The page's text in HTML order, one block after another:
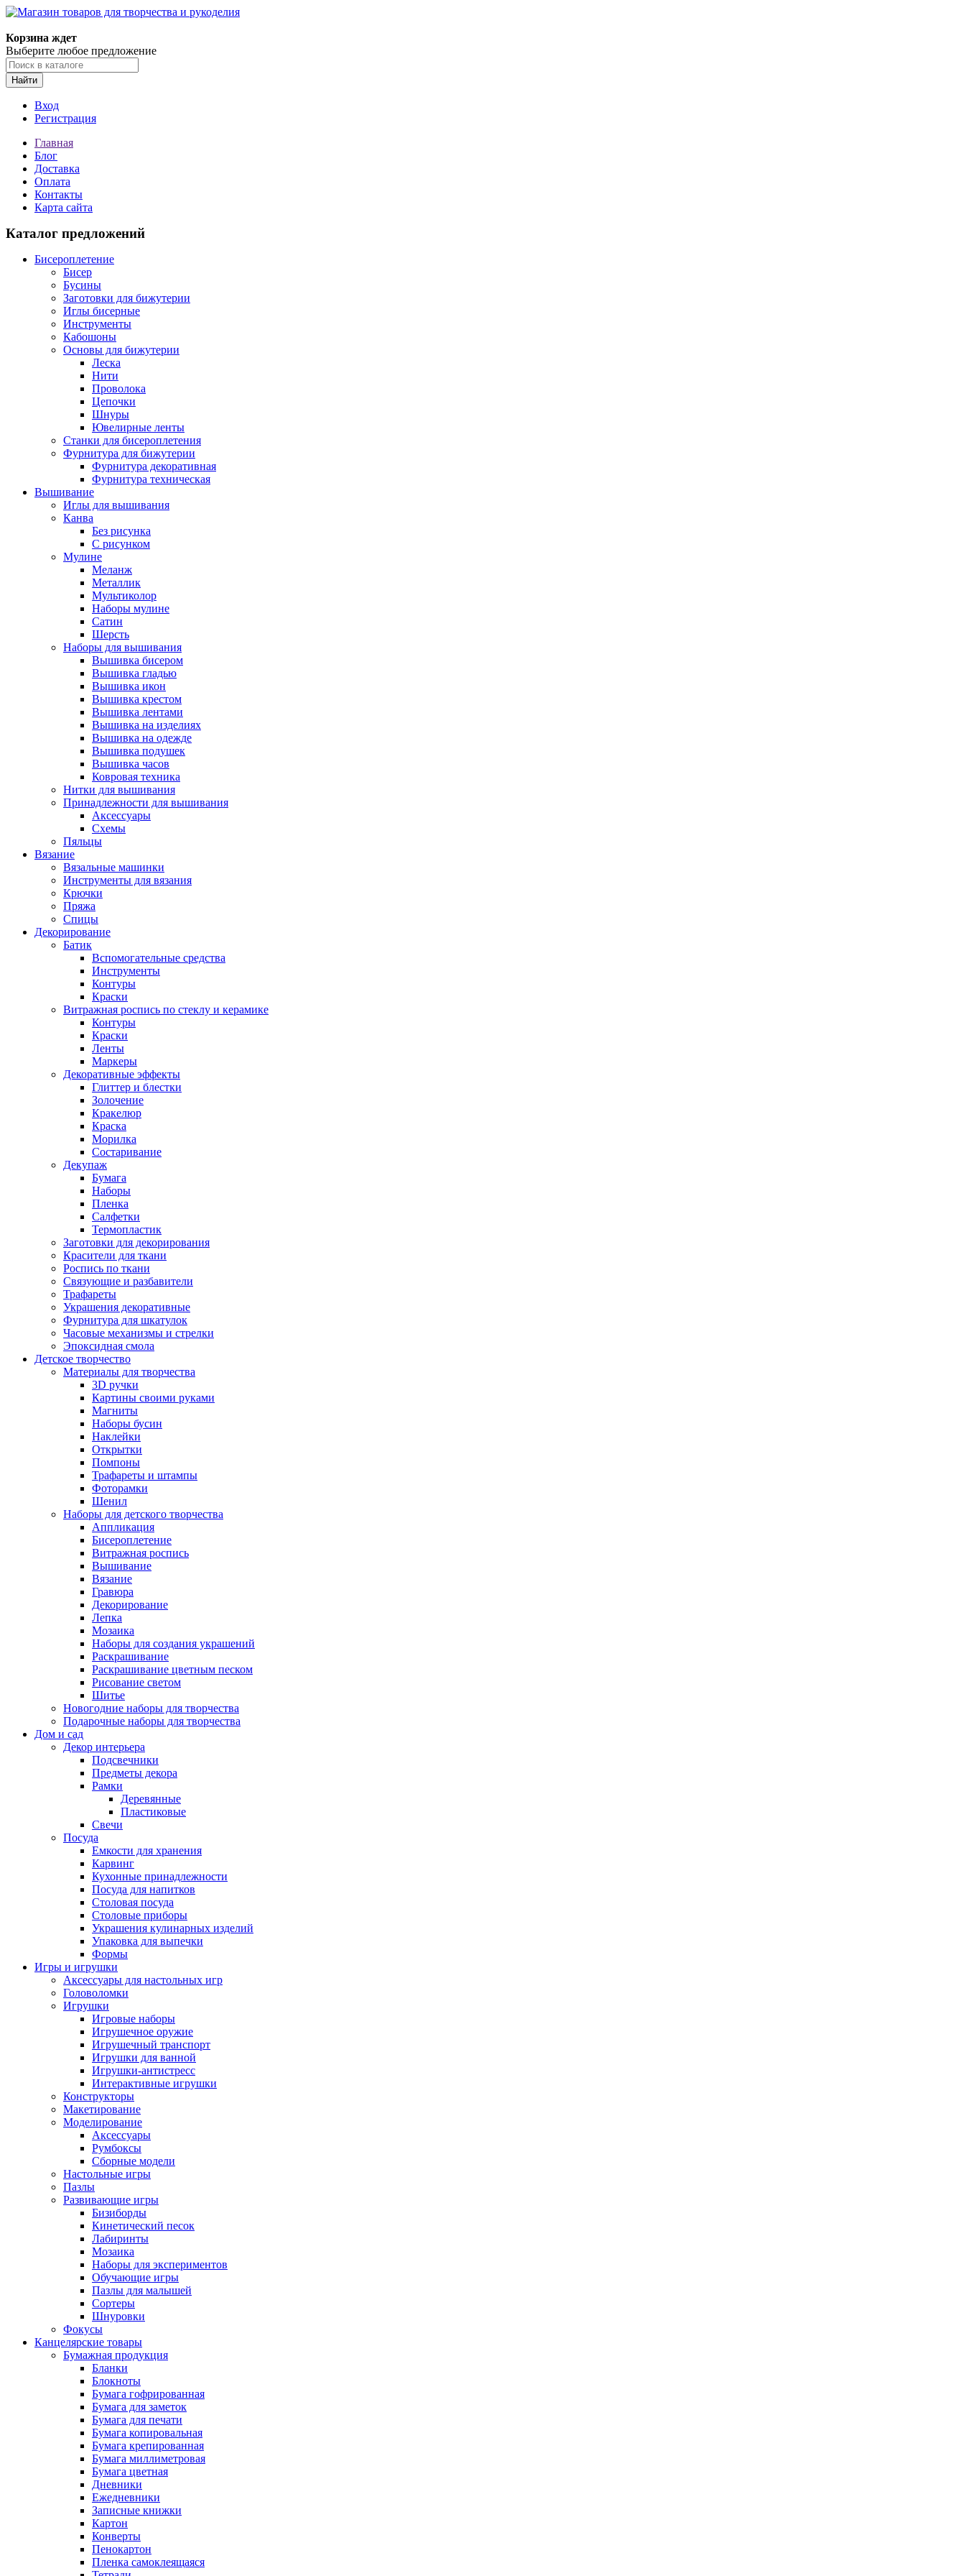
Корзина ждет
Выберите любое предложение
Найти
Вход
Регистрация
Главная
Блог
Доставка
Оплата
Контакты
Карта сайта
Каталог предложений
Бисероплетение
Бисер
Бусины
Заготовки для бижутерии
Иглы бисерные
Инструменты
Кабошоны
Основы для бижутерии
Леска
Нити
Проволока
Цепочки
Шнуры
Ювелирные ленты
Станки для бисероплетения
Фурнитура для бижутерии
Фурнитура декоративная
Фурнитура техническая
Вышивание
Иглы для вышивания
Канва
Без рисунка
С рисунком
Мулине
Меланж
Металлик
Мультиколор
Наборы мулине
Сатин
Шерсть
Наборы для вышивания
Вышивка бисером
Вышивка гладью
Вышивка икон
Вышивка крестом
Вышивка лентами
Вышивка на изделиях
Вышивка на одежде
Вышивка подушек
Вышивка часов
Ковровая техника
Нитки для вышивания
Принадлежности для вышивания
Аксессуары
Схемы
Пяльцы
Вязание
Вязальные машинки
Инструменты для вязания
Крючки
Пряжа
Спицы
Декорирование
Батик
Вспомогательные средства
Инструменты
Контуры
Краски
Витражная роспись по стеклу и керамике
Контуры
Краски
Ленты
Маркеры
Декоративные эффекты
Глиттер и блестки
Золочение
Кракелюр
Краска
Морилка
Состаривание
Декупаж
Бумага
Наборы
Пленка
Салфетки
Термопластик
Заготовки для декорирования
Красители для ткани
Роспись по ткани
Связующие и разбавители
Трафареты
Украшения декоративные
Фурнитура для шкатулок
Часовые механизмы и стрелки
Эпоксидная смола
Детское творчество
Материалы для творчества
3D ручки
Картины своими руками
Магниты
Наборы бусин
Наклейки
Открытки
Помпоны
Трафареты и штампы
Фоторамки
Шенил
Наборы для детского творчества
Аппликация
Бисероплетение
Витражная роспись
Вышивание
Вязание
Гравюра
Декорирование
Лепка
Мозаика
Наборы для создания украшений
Раскрашивание
Раскрашивание цветным песком
Рисование светом
Шитье
Новогодние наборы для творчества
Подарочные наборы для творчества
Дом и сад
Декор интерьера
Подсвечники
Предметы декора
Рамки
Деревянные
Пластиковые
Свечи
Посуда
Емкости для хранения
Карвинг
Кухонные принадлежности
Посуда для напитков
Столовая посуда
Столовые приборы
Украшения кулинарных изделий
Упаковка для выпечки
Формы
Игры и игрушки
Аксессуары для настольных игр
Головоломки
Игрушки
Игровые наборы
Игрушечное оружие
Игрушечный транспорт
Игрушки для ванной
Игрушки-антистресс
Интерактивные игрушки
Конструкторы
Макетирование
Моделирование
Аксессуары
Румбоксы
Сборные модели
Настольные игры
Пазлы
Развивающие игры
Бизиборды
Кинетический песок
Лабиринты
Мозаика
Наборы для экспериментов
Обучающие игры
Пазлы для малышей
Сортеры
Шнуровки
Фокусы
Канцелярские товары
Бумажная продукция
Бланки
Блокноты
Бумага гофрированная
Бумага для заметок
Бумага для печати
Бумага копировальная
Бумага крепированная
Бумага миллиметровая
Бумага цветная
Дневники
Ежедневники
Записные книжки
Картон
Конверты
Пенокартон
Пленка самоклеящаяся